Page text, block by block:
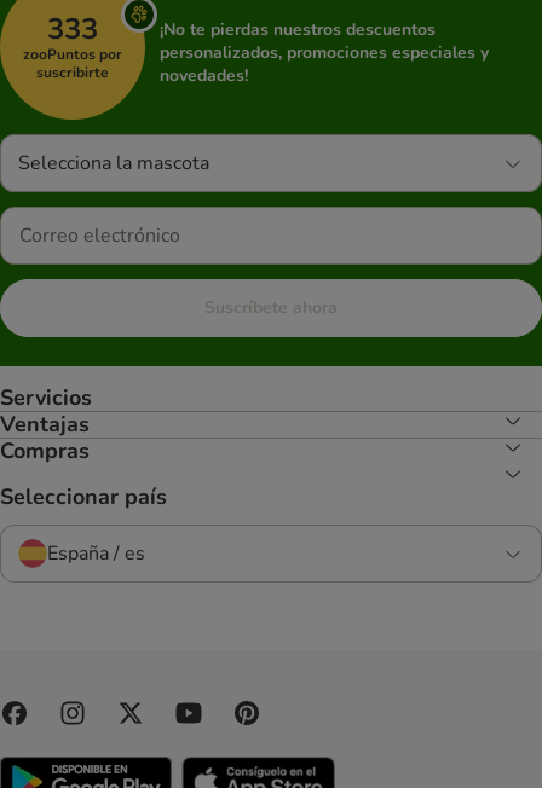
333
zooPuntos por
suscribirte
¡No te pierdas nuestros descuentos
personalizados, promociones especiales y
novedades!
Selecciona la mascota
Suscríbete ahora
Servicios
Ventajas
Compras
Seleccionar país
España / es